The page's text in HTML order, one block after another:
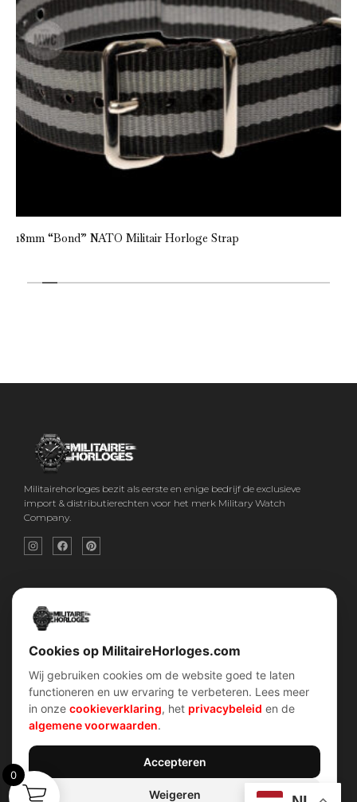
18mm “Bond” NATO Militair Horloge Strap
Militairehorloges bezit als eerste en enige bedrijf de exclusieve
import & distributierechten voor het merk Military Watch
Company.
Snel menu
Home
Over ons
Contact
Shop
Categorieën
klantenservice
Verzend & retour
Garantiebeleid
Privacybeleid
Verhalen
Duikers horloges
Contact Info
Cookies op MilitaireHorloges.com
Wij gebruiken cookies om de website goed te laten
functioneren en uw ervaring te verbeteren. Lees meer
in onze cookieverklaring, het privacybeleid en de
algemene voorwaarden.
Accepteren
Weigeren
0